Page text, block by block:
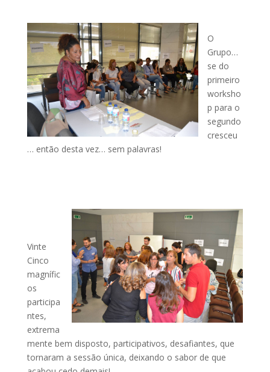
O
Grupo…
se do
primeiro
worksho
p para o
segundo
cresceu
… então desta vez… sem palavras!
Vinte
Cinco
magnífic
os
participa
ntes,
extrema
mente bem disposto, participativos, desafiantes, que
tornaram a sessão única, deixando o sabor de que